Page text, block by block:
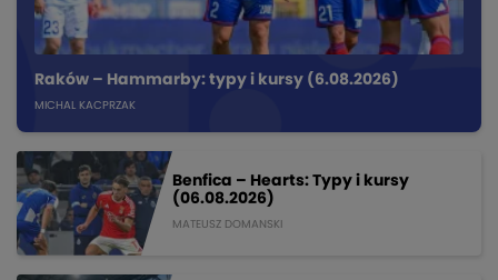
Raków – Hammarby: typy i kursy (6.08.2026)
MICHAL KACPRZAK
Benfica – Hearts: Typy i kursy
(06.08.2026)
MATEUSZ DOMANSKI